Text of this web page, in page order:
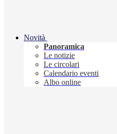
Novità
Panoramica
Le notizie
Le circolari
Calendario eventi
Albo online